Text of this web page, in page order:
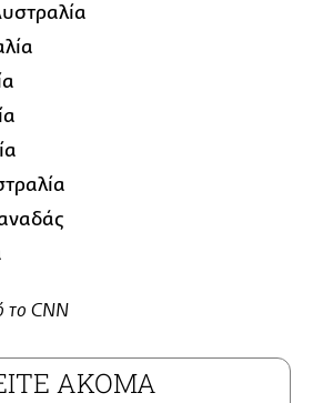
το CNN
ΑΚΟΜΑ